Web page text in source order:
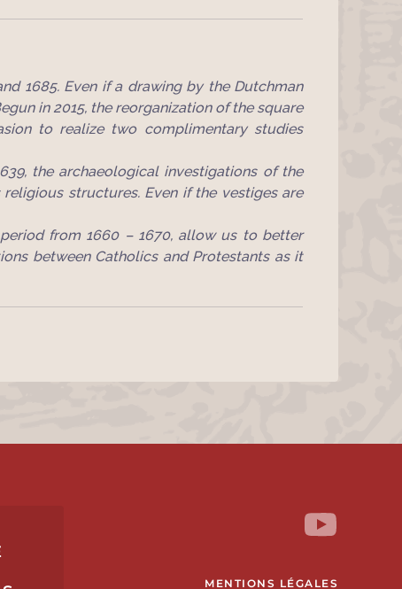
1685. Even if a drawing by the Dutchman
in 2015, the reorganization of the square
to realize two complimentary studies
the archaeological investigations of the
structures. Even if the vestiges are
from 1660 – 1670, allow us to better
between Catholics and Protestants as it
MENTIONS LÉGALES